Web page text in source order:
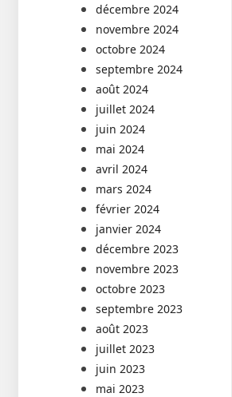
décembre 2024
novembre 2024
octobre 2024
septembre 2024
août 2024
juillet 2024
juin 2024
mai 2024
avril 2024
mars 2024
février 2024
janvier 2024
décembre 2023
novembre 2023
octobre 2023
septembre 2023
août 2023
juillet 2023
juin 2023
mai 2023